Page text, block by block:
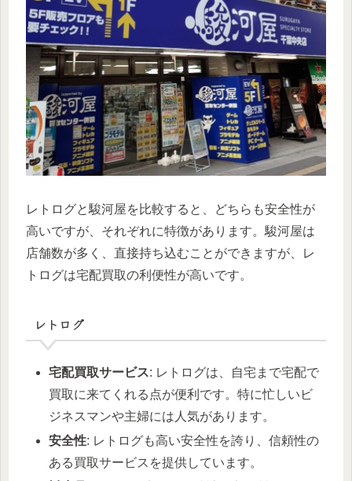
レトログと駿河屋を比較すると、どちらも安全性が
高いですが、それぞれに特徴があります。駿河屋は
店舗数が多く、直接持ち込むことができますが、レ
トログは宅配買取の利便性が高いです。
レトログ
宅配買取サービス: レトログは、自宅まで宅配で
買取に来てくれる点が便利です。特に忙しいビ
ジネスマンや主婦には人気があります。
安全性: レトログも高い安全性を誇り、信頼性の
ある買取サービスを提供しています。